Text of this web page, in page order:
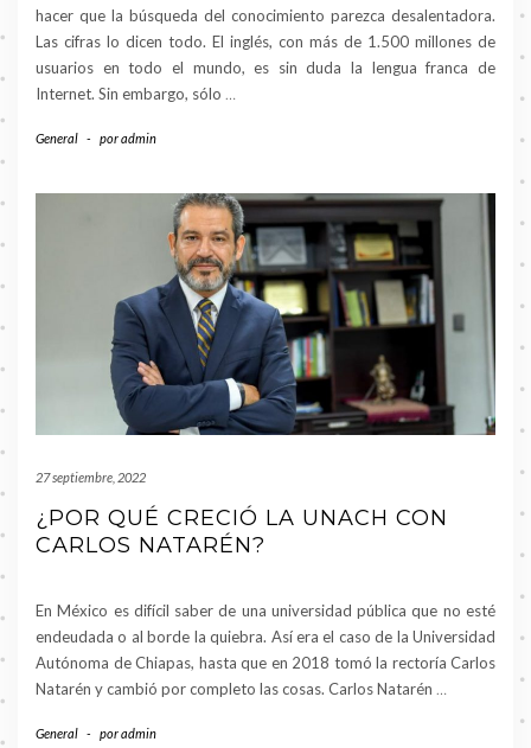
hacer que la búsqueda del conocimiento parezca desalentadora.
Las cifras lo dicen todo. El inglés, con más de 1.500 millones de
usuarios en todo el mundo, es sin duda la lengua franca de
Internet. Sin embargo, sólo …
General - poradmin
27 septiembre, 2022
¿POR QUÉ CRECIÓ LA UNACH CON
CARLOS NATARÉN?
En México es difícil saber de una universidad pública que no esté
endeudada o al borde la quiebra. Así era el caso de la Universidad
Autónoma de Chiapas, hasta que en 2018 tomó la rectoría Carlos
Natarén y cambió por completo las cosas. Carlos Natarén …
General - poradmin